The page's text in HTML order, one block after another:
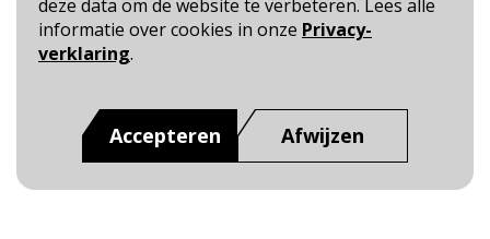
deze data om de website te verbeteren. Lees alle
informatie over cookies in onze Privacy-
verklaring.
Accepteren Afwijzen
Dit is een website van